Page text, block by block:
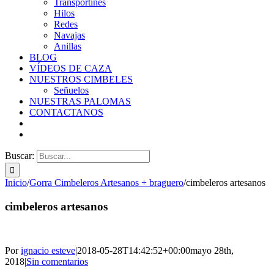
Transportines
Hilos
Redes
Navajas
Anillas
BLOG
VÍDEOS DE CAZA
NUESTROS CIMBELES
Señuelos
NUESTRAS PALOMAS
CONTACTANOS
Buscar:
Inicio/Gorra Cimbeleros Artesanos + braguero/cimbeleros artesanos
cimbeleros artesanos
Porignacio esteve|2018-05-28T14:42:52+00:00mayo 28th,
2018|Sin comentarios